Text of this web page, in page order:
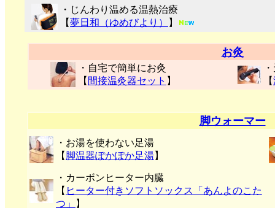
・じんわり温める温熱治療
【夢日和（ゆめびより） 】
お灸
・自宅で簡単にお灸
【 間接温灸器セット 】
【
脚ウォーマー
・お湯を使わない足湯
【 脚温器ぽかぽか足湯】
・カーボンヒーター内臓
【 ヒーター付きソフトソックス「あんよのこた
つ」
】